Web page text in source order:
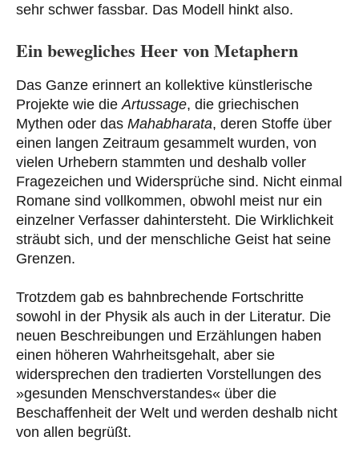
sehr schwer fassbar. Das Modell hinkt also.
Ein bewegliches Heer von Metaphern
Das Ganze erinnert an kollektive künstlerische
Projekte wie dieArtussage, die griechischen
Mythen oder das Mahabharata, deren Stoffe über
einen langen Zeitraum gesammelt wurden, von
vielen Urhebern stammten und deshalb voller
Fragezeichen und Widersprüche sind. Nicht einmal
Romane sind vollkommen, obwohl meist nur ein
einzelner Verfasser dahintersteht. Die Wirklichkeit
sträubt sich, und der menschliche Geist hat seine
Grenzen.
Trotzdem gab es bahnbrechende Fortschritte
sowohl in der Physik als auch in der Literatur. Die
neuen Beschreibungen und Erzählungen haben
einen höheren Wahrheitsgehalt, aber sie
widersprechen den tradierten Vorstellungen des
»gesunden Menschverstandes« über die
Beschaffenheit der Welt und werden deshalb nicht
von allen begrüßt.